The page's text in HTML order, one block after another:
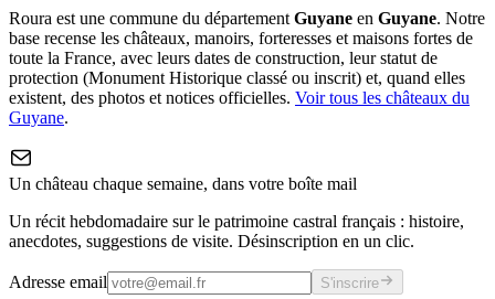
Roura est une commune du département Guyane en Guyane. Notre
base recense les châteaux, manoirs, forteresses et maisons fortes de
toute la France, avec leurs dates de construction, leur statut de
protection (Monument Historique classé ou inscrit) et, quand elles
existent, des photos et notices officielles. Voir tous les châteaux du
Guyane.
Un château chaque semaine, dans votre boîte mail
Un récit hebdomadaire sur le patrimoine castral français : histoire,
anecdotes, suggestions de visite. Désinscription en un clic.
Adresse email S'inscrire